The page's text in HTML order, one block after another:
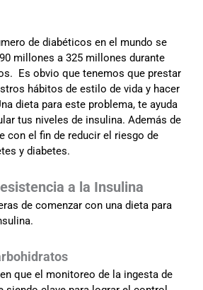
de diabéticos en el mundo se
millones a 325 millones durante
Es obvio que tenemos que prestar
hábitos de estilo de vida y hacer
dieta para este problema, te ayuda
tus niveles de insulina. Además de
con el fin de reducir el riesgo de
y diabetes.
a la Insulina
de comenzar con una dieta para
que el monitoreo de la ingesta de